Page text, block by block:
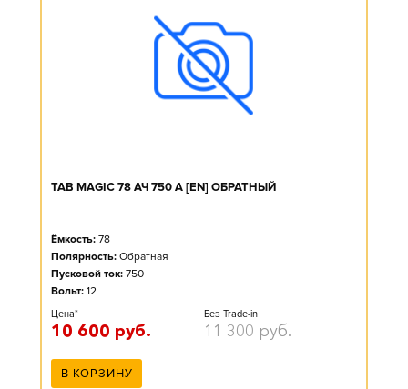
TAB MAGIC 78 АЧ 750 А [EN] ОБРАТНЫЙ
Ёмкость: 78
Полярность: Обратная
Пусковой ток: 750
Вольт: 12
Цена*
10 600 руб.
Без Trade-in
11 300 руб.
В КОРЗИНУ